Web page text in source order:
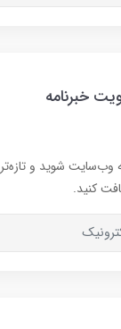
خبرنامه
وب‌سایت شوید و
کنید.